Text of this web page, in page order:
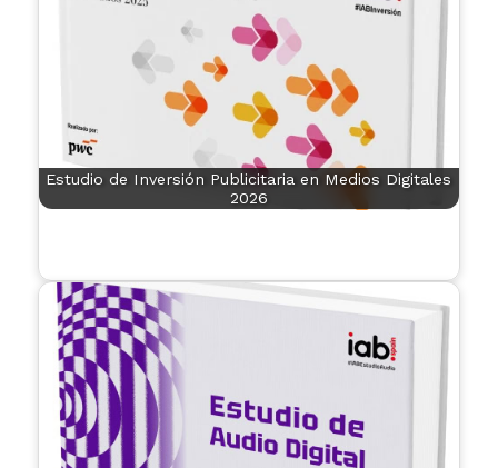
Estudio de Inversión Publicitaria en Medios Digitales
2026